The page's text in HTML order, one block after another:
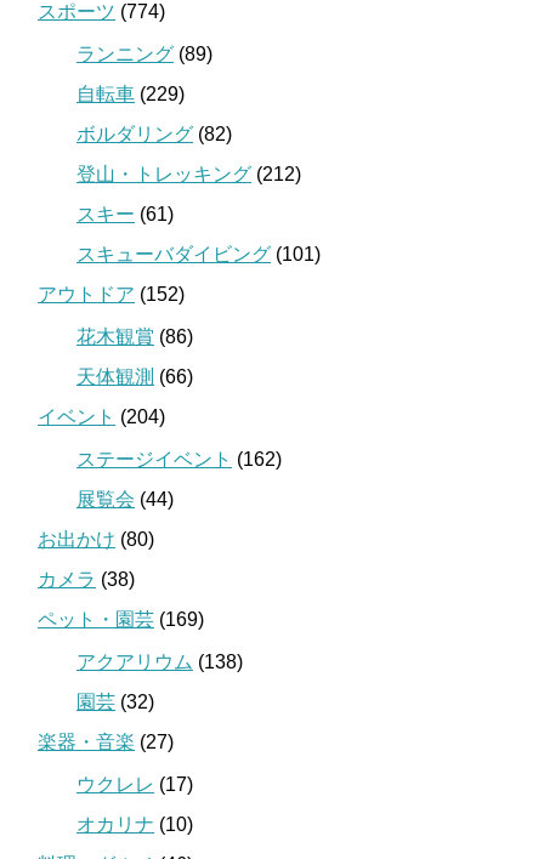
スポーツ (774)
ランニング (89)
自転車 (229)
ボルダリング (82)
登山・トレッキング (212)
スキー (61)
スキューバダイビング (101)
アウトドア (152)
花木観賞 (86)
天体観測 (66)
イベント (204)
ステージイベント (162)
展覧会 (44)
お出かけ (80)
カメラ (38)
ペット・園芸 (169)
アクアリウム (138)
園芸 (32)
楽器・音楽 (27)
ウクレレ (17)
オカリナ (10)